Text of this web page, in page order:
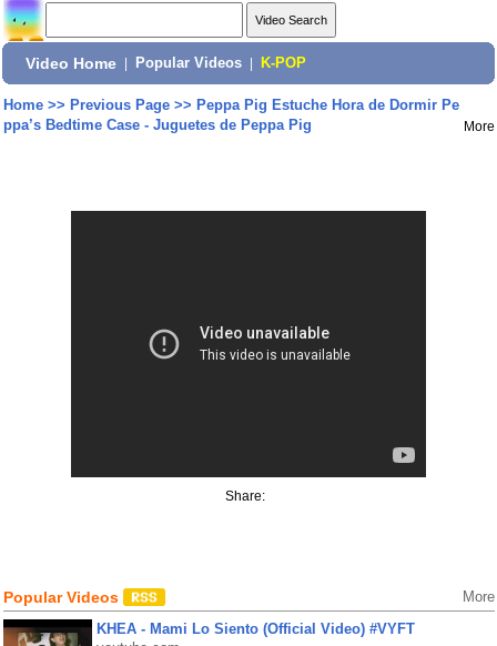
Video Home Popular Videos K-POP
Home>> Previous Page>> Peppa Pig Estuche Hora de Dormir Pe
ppa’s Bedtime Case - Juguetes de Peppa Pig
More
Share:
Popular Videos More
KHEA - Mami Lo Siento (Official Video) #VYFT